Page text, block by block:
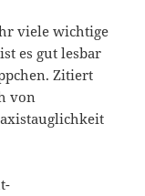
viele wichtige
es gut lesbar
Zitiert
von